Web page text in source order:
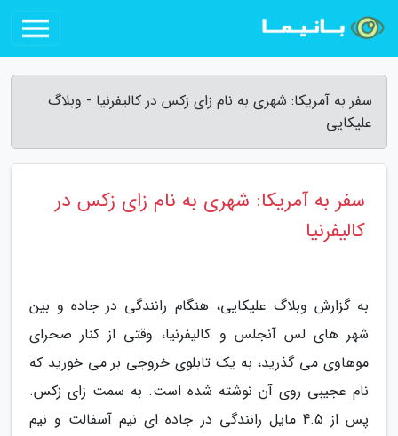
سفر به آمریکا: شهری به نام زای زکس در کالیفرنیا - وبلاگ
علیکایی
سفر به آمریکا: شهری به نام زای زکس در
کالیفرنیا
به گزارش وبلاگ علیکایی، هنگام رانندگی در جاده و بین
شهر های لس آنجلس و کالیفرنیا، وقتی از کنار صحرای
موهاوی می گذرید، به یک تابلوی خروجی بر می خورید که
نام عجیبی روی آن نوشته شده است. به سمت زای زکس.
پس از 4.5 مایل رانندگی در جاده ای نیم آسفالت و نیم